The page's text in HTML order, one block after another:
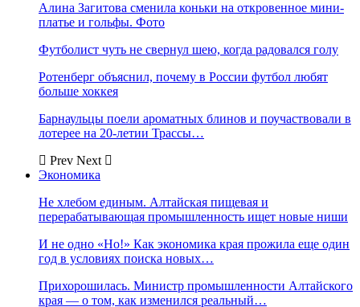
Алина Загитова сменила коньки на откровенное мини-
платье и гольфы. Фото
Футболист чуть не свернул шею, когда радовался голу
Ротенберг объяснил, почему в России футбол любят
больше хоккея
Барнаульцы поели ароматных блинов и поучаствовали в
лотерее на 20-летии Трассы…
Prev Next
Экономика
Не хлебом единым. Алтайская пищевая и
перерабатывающая промышленность ищет новые ниши
И не одно «Но!» Как экономика края прожила еще один
год в условиях поиска новых…
Прихорошилась. Министр промышленности Алтайского
края — о том, как изменился реальный…